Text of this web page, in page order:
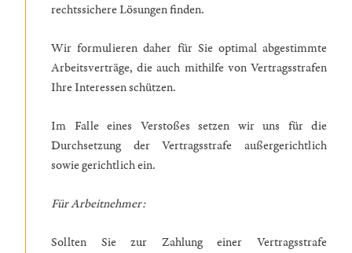
rechtssichere Lösungen finden.
Wir formulieren daher für Sie optimal abgestimmte
Arbeitsverträge, die auch mithilfe von Vertragsstrafen
Ihre Interessen schützen.
Im Falle eines Verstoßes setzen wir uns für die
Durchsetzung der Vertragsstrafe außergerichtlich
sowie gerichtlich ein.
Für Arbeitnehmer:
Sollten Sie zur Zahlung einer Vertragsstrafe